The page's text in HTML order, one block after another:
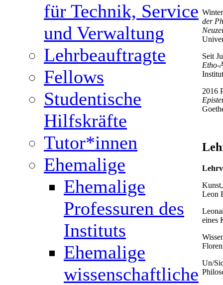
für Technik, Service
und Verwaltung
Lehrbeauftragte
Fellows
Studentische
Hilfskräfte
Tutor*innen
Ehemalige
Ehemalige
Professuren des
Instituts
Ehemalige
wissenschaftliche
der
Seit
Etho-
2016
Leon
eines
Un/